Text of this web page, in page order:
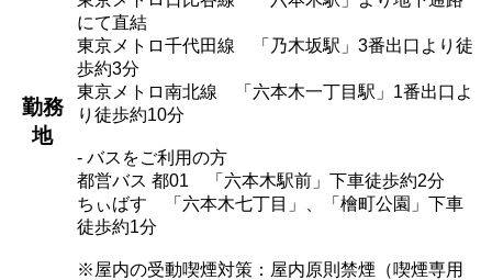
勤務
地
にて直結
東京メトロ千代田線 「乃木坂駅」3番出口より徒
歩約3分
東京メトロ南北線 「六本木一丁目駅」1番出口よ
り徒歩約10分
- バスをご利用の方
都営バス 都01 「六本木駅前」下車徒歩約2分
ちぃばす 「六本木七丁目」、「檜町公園」下車
徒歩約1分
※屋内の受動喫煙対策：屋内原則禁煙（喫煙専用